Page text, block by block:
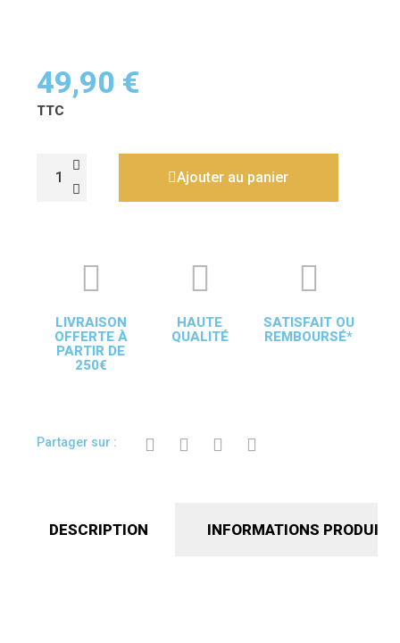
49,90 €
TTC
Ajouter au panier
LIVRAISON
OFFERTE À
PARTIR DE
250€
HAUTE
QUALITÉ
SATISFAIT OU
REMBOURSÉ*
Partager sur :
DESCRIPTION INFORMATIONS PRODUIT